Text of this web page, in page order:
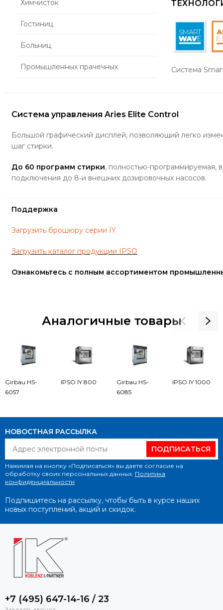
Химчисток
Гостиниц
Больниц
Промышленных прачечных Система
Система управления Aries Elite Control
Большой графический дисплей, позволяющий легко
шаг стирки.
До 60 программ стирки, полностью-программируемая,
подключения до 8‐и внешних дозировочных насосов.
Поддержка
Загрузить брошюру серии IY
Загрузить каталог продукции IPSO
Ознакомьтесь с полным ассортиментом
Аналогичные товары
Girbau HS-
6057
IPSO IY 800
Girbau HS-
6085
IPSO IY 1000
НОВОСТНАЯ РАССЫЛКА
ПОДПИСАТЬСЯ
Нажимая на кнопку «Подписаться» вы даете согласие на
обработку своих персональных данных. Политика
конфиденциальности
Подпишитесь на рассылку, чтобы быть в курсе наших
новых поступлений, акций и скидок.
+7 (495) 647-14-16 / 23